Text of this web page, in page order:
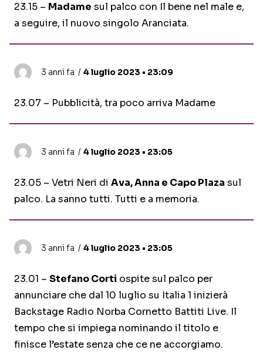
23.15 – Madame sul palco con Il bene nel male e,
a seguire, il nuovo singolo Aranciata.
3 anni fa 4 luglio 2023 • 23:09
23.07 – Pubblicità, tra poco arriva Madame
3 anni fa 4 luglio 2023 • 23:05
23.05 – Vetri Neri di Ava, Anna e Capo Plaza sul
palco. La sanno tutti. Tutti e a memoria.
3 anni fa 4 luglio 2023 • 23:05
23.01 – Stefano Corti ospite sul palco per
annunciare che dal 10 luglio su Italia 1 inizierà
Backstage Radio Norba Cornetto Battiti Live. Il
tempo che si impiega nominando il titolo e
finisce l’estate senza che ce ne accorgiamo.